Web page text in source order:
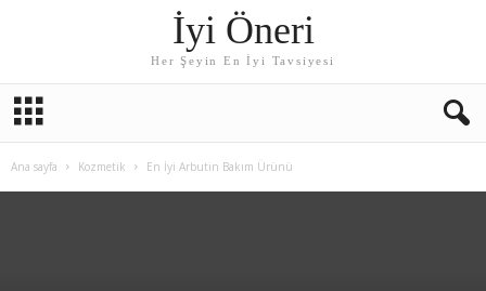
İyi Öneri
Her Şeyin En İyi Tavsiyesi
Ana sayfa Kozmetik En İyi Arbutin Bakım Ürünü